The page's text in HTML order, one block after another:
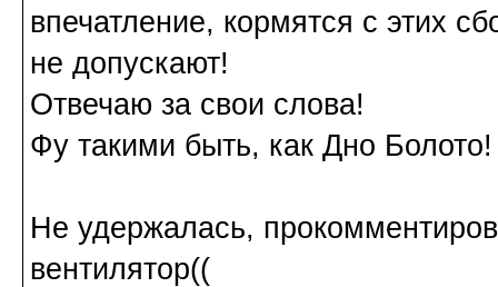
впечатление, кормятся с этих
не допускают!
Отвечаю за свои слова!
Фу такими быть, как Дно Болото!
Не удержалась,
вентилятор((